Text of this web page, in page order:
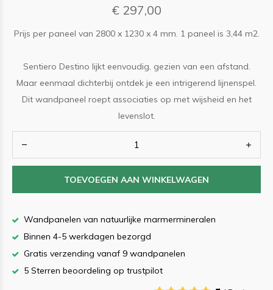
€ 297,00
Prijs per paneel van 2800 x 1230 x 4 mm. 1 paneel is 3,44 m2.
Sentiero Destino lijkt eenvoudig, gezien van een afstand.
Maar eenmaal dichterbij ontdek je een intrigerend lijnenspel.
Dit wandpaneel roept associaties op met wijsheid en het
levenslot.
TOEVOEGEN AAN WINKELWAGEN
Wandpanelen van natuurlijke marmermineralen
Binnen 4-5 werkdagen bezorgd
Gratis verzending vanaf 9 wandpanelen
5 Sterren beoordeling op trustpilot